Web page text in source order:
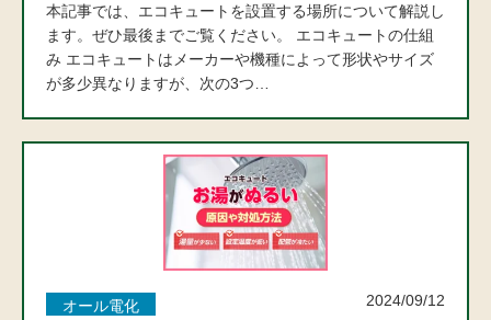
本記事では、エコキュートを設置する場所について解説し
ます。ぜひ最後までご覧ください。 エコキュートの仕組
み エコキュートはメーカーや機種によって形状やサイズ
が多少異なりますが、次の3つ…
オール電化 2024/09/12